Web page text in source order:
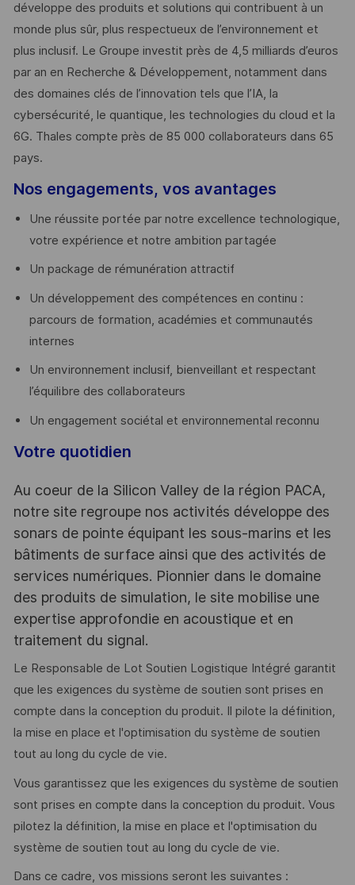
développe des produits et solutions qui contribuent à un
monde plus sûr, plus respectueux de l’environnement et
plus inclusif. Le Groupe investit près de 4,5 milliards d’euros
par an en Recherche & Développement, notamment dans
des domaines clés de l’innovation tels que l’IA, la
cybersécurité, le quantique, les technologies du cloud et la
6G. Thales compte près de 85 000 collaborateurs dans 65
pays. ​
Nos engagements, vos avantages
Une réussite portée par notre excellence technologique,
votre expérience et notre ambition partagée
Un package de rémunération attractif
Un développement des compétences en continu :
parcours de formation, académies et communautés
internes
Un environnement inclusif, bienveillant et respectant
l’équilibre des collaborateurs
Un engagement sociétal et environnemental reconnu
Votre quotidien
Au coeur de la Silicon Valley de la région PACA,
notre site regroupe nos activités développe des
sonars de pointe équipant les sous-marins et les
bâtiments de surface ainsi que des activités de
services numériques. Pionnier dans le domaine
des produits de simulation, le site mobilise une
expertise approfondie en acoustique et en
traitement du signal.
Le Responsable de Lot Soutien Logistique Intégré garantit
que les exigences du système de soutien sont prises en
compte dans la conception du produit. Il pilote la définition,
la mise en place et l'optimisation du système de soutien
tout au long du cycle de vie.
Vous garantissez que les exigences du système de soutien
sont prises en compte dans la conception du produit. Vous
pilotez la définition, la mise en place et l'optimisation du
système de soutien tout au long du cycle de vie.
Dans ce cadre, vos missions seront les suivantes :